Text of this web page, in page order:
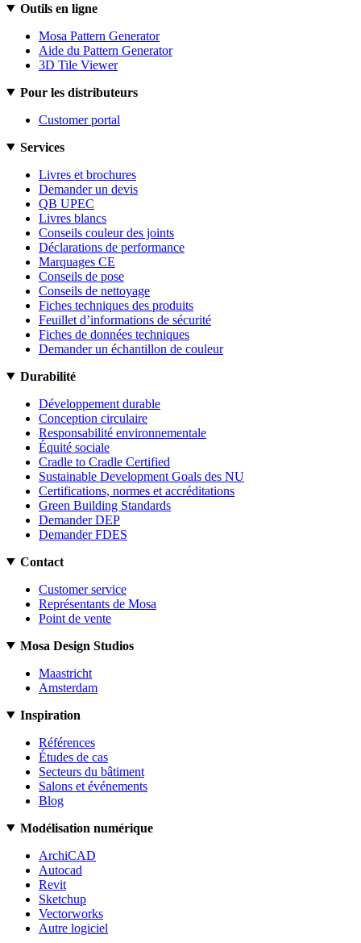
Outils en ligne
Mosa Pattern Generator
Aide du Pattern Generator
3D Tile Viewer
Pour les distributeurs
Customer portal
Services
Livres et brochures
Demander un devis
QB UPEC
Livres blancs
Conseils couleur des joints
Déclarations de performance
Marquages CE
Conseils de pose
Conseils de nettoyage
Fiches techniques des produits
Feuillet d’informations de sécurité
Fiches de données techniques
Demander un échantillon de couleur
Durabilité
Développement durable
Conception circulaire
Responsabilité environnementale
Équité sociale
Cradle to Cradle Certified
Sustainable Development Goals des NU
Certifications, normes et accréditations
Green Building Standards
Demander DEP
Demander FDES
Contact
Customer service
Représentants de Mosa
Point de vente
Mosa Design Studios
Maastricht
Amsterdam
Inspiration
Références
Études de cas
Secteurs du bâtiment
Salons et événements
Blog
Modélisation numérique
ArchiCAD
Autocad
Revit
Sketchup
Vectorworks
Autre logiciel